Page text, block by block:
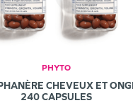
PHYTO
CHEVEUX ET
240 CAPSULES